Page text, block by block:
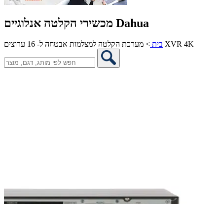
מכשירי הקלטה אנלוגיים Dahua
בית > מערכת הקלטה למצלמות אבטחה ל- 16 ערוצים XVR 4K